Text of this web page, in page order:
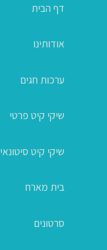
דף הבית
אודותינו
ערכות חגים
שיקי קיט פרטי
שיקי קיט סיטונאי
בית מארח
סרטונים